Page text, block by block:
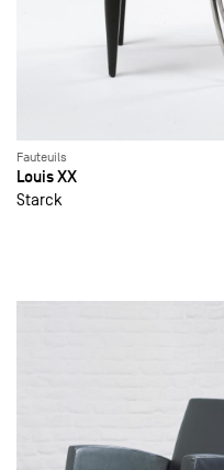
Fauteuils
Louis XX
Starck